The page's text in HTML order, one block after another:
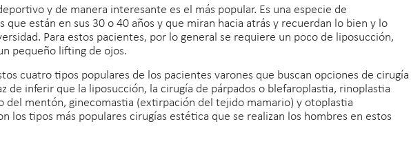
y de manera interesante es el más popular. Es una especie de
que están en sus 30 o 40 años y que miran hacia atrás y recuerdan lo bien y lo
Para estos pacientes, por lo general se requiere un poco de liposucción,
pequeño lifting de ojos.
cuatro tipos populares de los pacientes varones que buscan opciones de cirugía
de inferir que la liposucción, la cirugía de párpados o blefaroplastia, rinoplastia
del mentón, ginecomastia (extirpación del tejido mamario) y otoplastia
los tipos más populares cirugías estética que se realizan los hombres en estos